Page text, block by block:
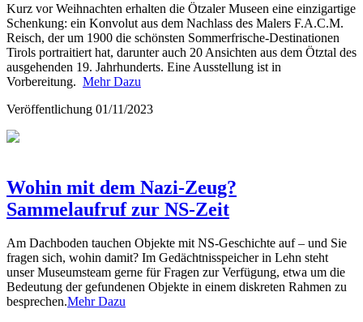
Kurz vor Weihnachten erhalten die Ötzaler Museen eine einzigartige
Schenkung: ein Konvolut aus dem Nachlass des Malers F.A.C.M.
Reisch, der um 1900 die schönsten Sommerfrische-Destinationen
Tirols portraitiert hat, darunter auch 20 Ansichten aus dem Ötztal des
ausgehenden 19. Jahrhunderts. Eine Ausstellung ist in
Vorbereitung. Mehr Dazu
Veröffentlichung 01/11/2023
Wohin mit dem Nazi-Zeug?
Sammelaufruf zur NS-Zeit
Am Dachboden tauchen Objekte mit NS-Geschichte auf – und Sie
fragen sich, wohin damit? Im Gedächtnisspeicher in Lehn steht
unser Museumsteam gerne für Fragen zur Verfügung, etwa um die
Bedeutung der gefundenen Objekte in einem diskreten Rahmen zu
besprechen.Mehr Dazu